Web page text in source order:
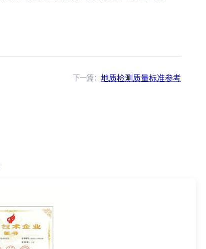
下一篇： 地质检测质量标准参考